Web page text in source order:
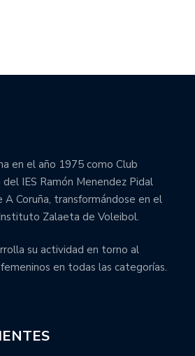
en el año 1975 como Club
IES Ramón Menendez Pidal
Coruña, transformándose en el
Zalaeta de Voleibol.
su actividad en torno al
en todas las categorías.